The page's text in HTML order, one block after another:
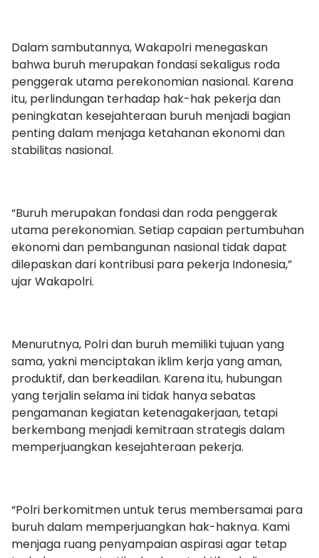
Dalam sambutannya, Wakapolri menegaskan
bahwa buruh merupakan fondasi sekaligus roda
penggerak utama perekonomian nasional. Karena
itu, perlindungan terhadap hak-hak pekerja dan
peningkatan kesejahteraan buruh menjadi bagian
penting dalam menjaga ketahanan ekonomi dan
stabilitas nasional.
“Buruh merupakan fondasi dan roda penggerak
utama perekonomian. Setiap capaian pertumbuhan
ekonomi dan pembangunan nasional tidak dapat
dilepaskan dari kontribusi para pekerja Indonesia,”
ujar Wakapolri.
Menurutnya, Polri dan buruh memiliki tujuan yang
sama, yakni menciptakan iklim kerja yang aman,
produktif, dan berkeadilan. Karena itu, hubungan
yang terjalin selama ini tidak hanya sebatas
pengamanan kegiatan ketenagakerjaan, tetapi
berkembang menjadi kemitraan strategis dalam
memperjuangkan kesejahteraan pekerja.
“Polri berkomitmen untuk terus membersamai para
buruh dalam memperjuangkan hak-haknya. Kami
menjaga ruang penyampaian aspirasi agar tetap